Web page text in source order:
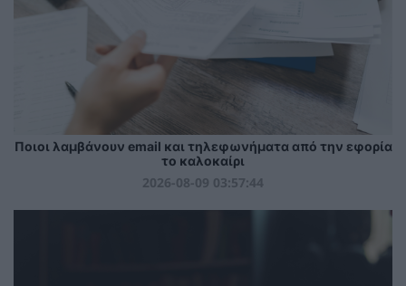
Ποιοι λαμβάνουν email και τηλεφωνήματα από την εφορία
το καλοκαίρι
2026-08-09 03:57:44